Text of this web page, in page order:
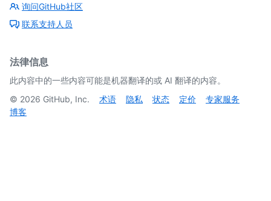
询问GitHub社区
联系支持人员
法律信息
此内容中的一些内容可能是机器翻译的或 AI 翻译的内容。
© 2026 GitHub, Inc. 术语 隐私 状态 定价
专家服务
博客